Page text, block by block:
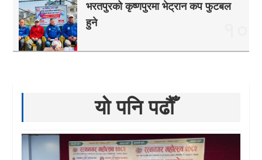
भरतपुरको कृष्णपुरमा भेट्रान कप फुटबल
हुने
यो पनि पढौँ